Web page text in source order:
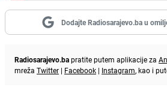
Dodajte Radiosarajevo.ba u
Radiosarajevo.bapratite putem aplikacije za
mreža Twitter | Facebook | Instagram, kao i